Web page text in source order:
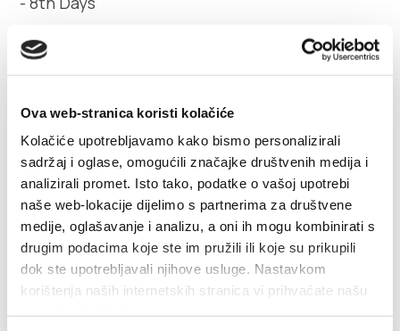
Ova web-stranica koristi kolačiće
Kolačiće upotrebljavamo kako bismo personalizirali
sadržaj i oglase, omogućili značajke društvenih medija i
analizirali promet. Isto tako, podatke o vašoj upotrebi
naše web-lokacije dijelimo s partnerima za društvene
medije, oglašavanje i analizu, a oni ih mogu kombinirati s
drugim podacima koje ste im pružili ili koje su prikupili
dok ste upotrebljavali njihove usluge. Nastavkom
korištenja naših internetskih stranica vi prihvaćate našu
Multimedia
Turistički ured
Safe in Dalmatia
de
+385 21 227 933
info@kastela-info.hr
Villa Nika, Kamberovo šetalište 30